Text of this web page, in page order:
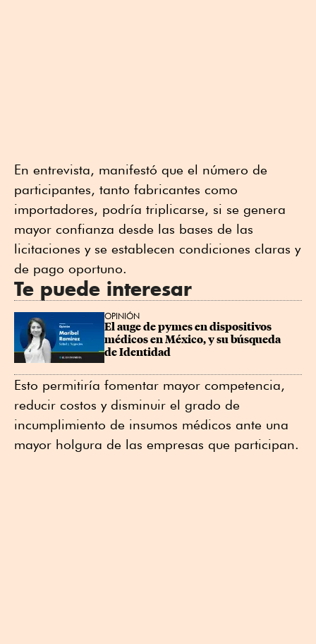
En entrevista, manifestó que el número de
participantes, tanto fabricantes como
importadores, podría triplicarse, si se genera
mayor confianza desde las bases de las
licitaciones y se establecen condiciones claras y
de pago oportuno.
Te puede interesar
OPINIÓN
El auge de pymes en dispositivos
médicos en México, y su búsqueda
de Identidad
Esto permitiría fomentar mayor competencia,
reducir costos y disminuir el grado de
incumplimiento de insumos médicos ante una
mayor holgura de las empresas que participan.